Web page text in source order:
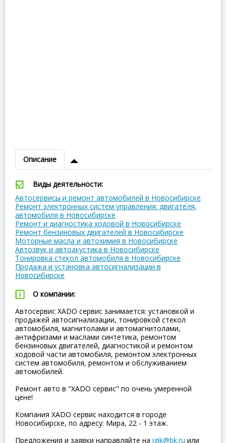
Описание
Виды деятельности:
Автосервисы и ремонт автомобилей в Новосибирске
Ремонт электронных систем управления: двигателя,
автомобиля в Новосибирске
Ремонт и диагностика ходовой в Новосибирске
Ремонт бензиновых двигателей в Новосибирске
Моторные масла и автохимия в Новосибирске
Автозвук и автоакустика в Новосибирске
Тонировка стекол автомобиля в Новосибирске
Продажа и установка автосигнализации в
Новосибирске
О компании:
Автосервис XADO сервис занимается: установкой и
продажей автосигнализации, тонировкой стекол
автомобиля, магнитолами и автомагнитолами,
антифризами и маслами синтетика, ремонтом
бензиновых двигателей, диагностикой и ремонтом
ходовой части автомобиля, ремонтом электронных
систем автомобиля, ремонтом и обслуживанием
автомобилей.
Ремонт авто в "XADO сервис" по очень умеренной
цене!
Компания XADO сервис находится в городе
Новосибирске, по адресу: Мира, 22 - 1 этаж.
Предложения и заявки направляйте на igik@bk.ru или